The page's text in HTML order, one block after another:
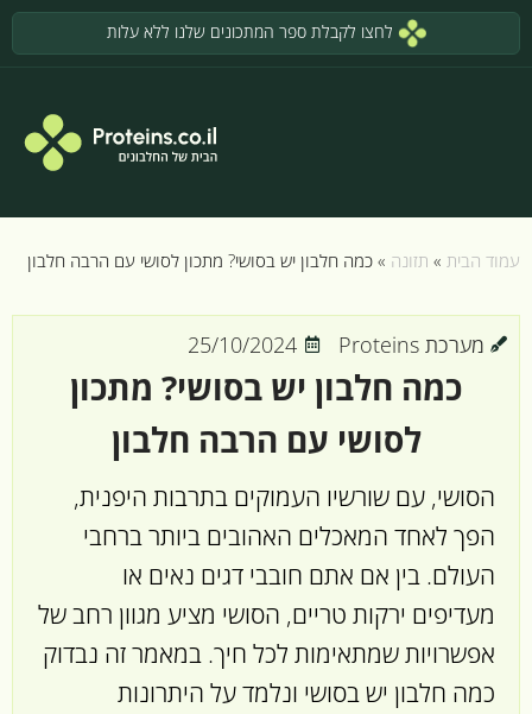
לחצו לקבלת ספר המתכונים שלנו ללא עלות
עמוד הבית » תזונה » כמה חלבון יש בסושי? מתכון לסושי עם הרבה חלבון
מערכת Proteins 25/10/2024
כמה חלבון יש בסושי? מתכון
לסושי עם הרבה חלבון
הסושי, עם שורשיו העמוקים בתרבות היפנית,
הפך לאחד המאכלים האהובים ביותר ברחבי
העולם. בין אם אתם חובבי דגים נאים או
מעדיפים ירקות טריים, הסושי מציע מגוון רחב של
אפשרויות שמתאימות לכל חיך. במאמר זה נבדוק
כמה חלבון יש בסושי ונלמד על היתרונות